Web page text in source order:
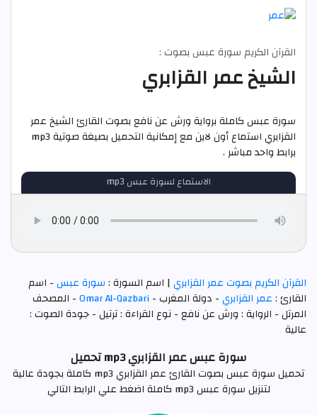
القرآن الكريم سورة عبس بصوت :
الشيخ عمر القزابري
سورة عبس كاملة برواية ورش عن نافع بصوت القارئ الشيخ عمر
القزابري استماع أون لاين مع إمكانية التحميل بصيغة صوتية mp3
برابط واحد مباشر .
الاستماع لسورة عبس mp3
القرآن الكريم بصوت عمر القزابري| اسم السورة :سورة عبس- اسم
القارئ :عمر القزابري- دولة المغرب -Omar Al-Qazbari- المصحف
المرتل - الرواية : ورش عن نافع - نوع القراءة : ترتيل - جودة الصوت :
عالية
سورة عبس عمر القزابري mp3 تحميل
تحميل سورة عبس بصوت القارئ عمر القزابري mp3 كاملة بجودة عالية
لتنزيل سورة عبس mp3 كاملة اضغط علي الرابط التالي